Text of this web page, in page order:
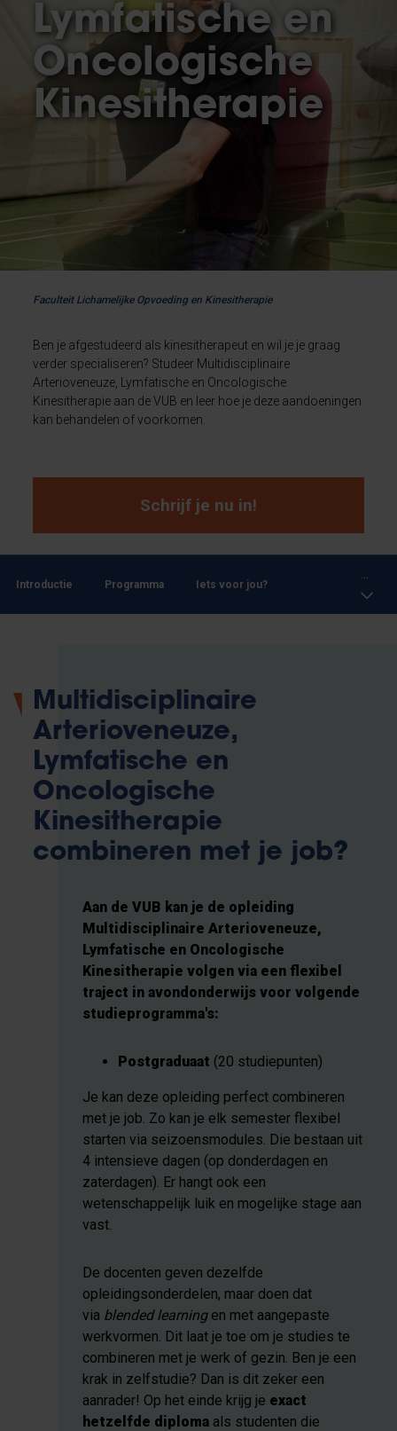
Lymfatische en
Oncologische
Kinesitherapie
Faculteit Lichamelijke Opvoeding en Kinesitherapie
Ben je afgestudeerd als kinesitherapeut en wil je je graag
verder specialiseren? Studeer Multidisciplinaire
Arterioveneuze, Lymfatische en Oncologische
Kinesitherapie aan de VUB en leer hoe je deze aandoeningen
kan behandelen of voorkomen.
Schrijf je nu in!
Introductie Programma Iets voor jou?
Multidisciplinaire
Arterioveneuze,
Lymfatische en
Oncologische
Kinesitherapie
combineren met je job?
Aan de VUB kan je de opleiding
Multidisciplinaire Arterioveneuze,
Lymfatische en Oncologische
Kinesitherapie volgen via een flexibel
traject in avondonderwijs voor volgende
studieprogramma's:
Postgraduaat (20 studiepunten)
Je kan deze opleiding perfect combineren
met je job. Zo kan je elk semester flexibel
starten via seizoensmodules. Die bestaan uit
4 intensieve dagen (op donderdagen en
zaterdagen). Er hangt ook een
wetenschappelijk luik en mogelijke stage aan
vast.
De docenten geven dezelfde
opleidingsonderdelen, maar doen dat
via blended learningen met aangepaste
werkvormen. Dit laat je toe om je studies te
combineren met je werk of gezin. Ben je een
krak in zelfstudie? Dan is dit zeker een
aanrader! Op het einde krijg je exact
hetzelfde diploma als studenten die